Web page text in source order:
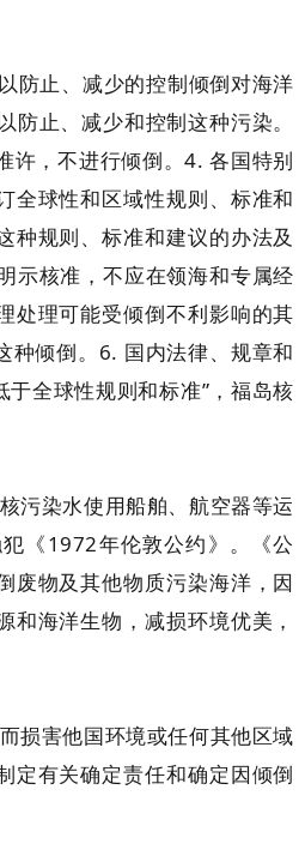
防止、减少的控制倾倒对海洋
止、减少和控制这种污染。
许，不进行倾倒。4. 各国特别
全球性和区域性规则、标准和
种规则、标准和建议的办法及
示核准，不应在领海和专属经
处理可能受倾倒不利影响的其
种倾倒。6. 国内法律、规章和
全球性规则和标准”，福岛核
污染水使用船舶、航空器等运
《1972年伦敦公约》。《公
废物及其他物质污染海洋，因
海洋生物，减损环境优美，
损害他国环境或任何其他区域
定有关确定责任和确定因倾倒